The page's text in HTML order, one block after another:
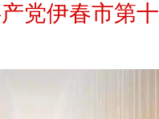
党伊春市第